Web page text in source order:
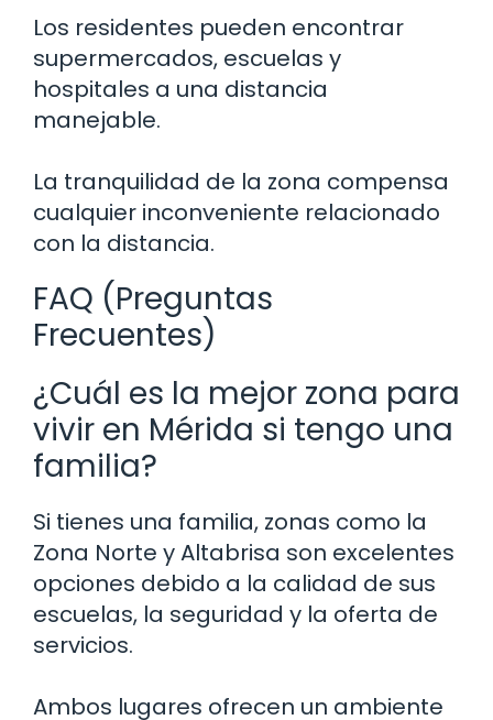
Los residentes pueden encontrar
supermercados, escuelas y
hospitales a una distancia
manejable.
La tranquilidad de la zona compensa
cualquier inconveniente relacionado
con la distancia.
FAQ (Preguntas
Frecuentes)
¿Cuál es la mejor zona para
vivir en Mérida si tengo una
familia?
Si tienes una familia, zonas como la
Zona Norte y Altabrisa son excelentes
opciones debido a la calidad de sus
escuelas, la seguridad y la oferta de
servicios.
Ambos lugares ofrecen un ambiente